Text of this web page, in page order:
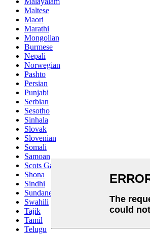
Maltese
Maori
Marathi
Mongolian
Burmese
Nepali
Norwegian
Pashto
Persian
Punjabi
Serbian
Sesotho
Sinhala
Slovak
Slovenian
Somali
Samoan
Scots Gaelic
Shona
Sindhi
Sundanese
Swahili
Tajik
Tamil
Telugu